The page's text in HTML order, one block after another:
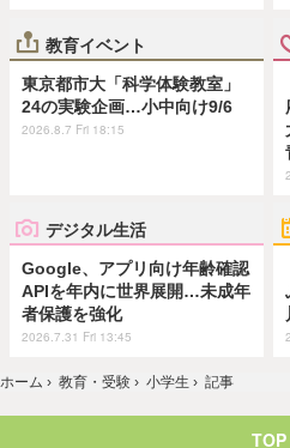
教育イベント
東京都市大「科学体験教室」
24の実験企画…小中向け9/6
2026.8.7 Fri 18:15
デジタル生活
Google、アプリ向け年齢確認
APIを年内に世界展開…未成年
者保護を強化
2026.7.31 Fri 13:45
ホーム › 教育・受験 › 小学生 › 記事
TOP